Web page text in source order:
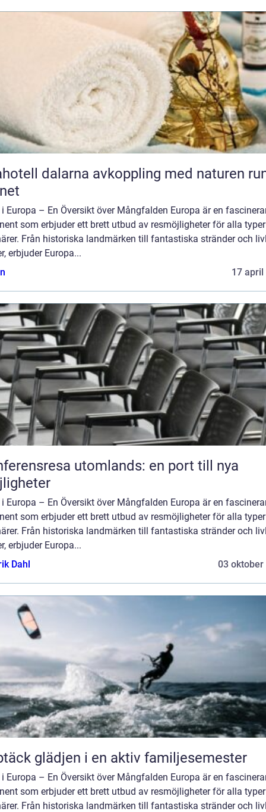
avkoppling med naturen runt
i Europa – En Översikt över Mångfalden Europa är en
som erbjuder ett brett utbud av resmöjligheter för alla
Från historiska landmärken till fantastiska stränder och
erbjuder Europa...
17 april
utomlands: en port till nya
i Europa – En Översikt över Mångfalden Europa är en
som erbjuder ett brett utbud av resmöjligheter för alla
Från historiska landmärken till fantastiska stränder och
erbjuder Europa...
Dahl
03 oktober
glädjen i en aktiv familjesemester
i Europa – En Översikt över Mångfalden Europa är en
som erbjuder ett brett utbud av resmöjligheter för alla
Från historiska landmärken till fantastiska stränder och